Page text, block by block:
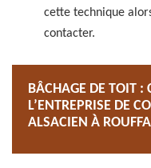
cette technique
contacter.
BÂCHAGE DE TOIT :
L’ENTREPRISE DE
ALSACIEN À